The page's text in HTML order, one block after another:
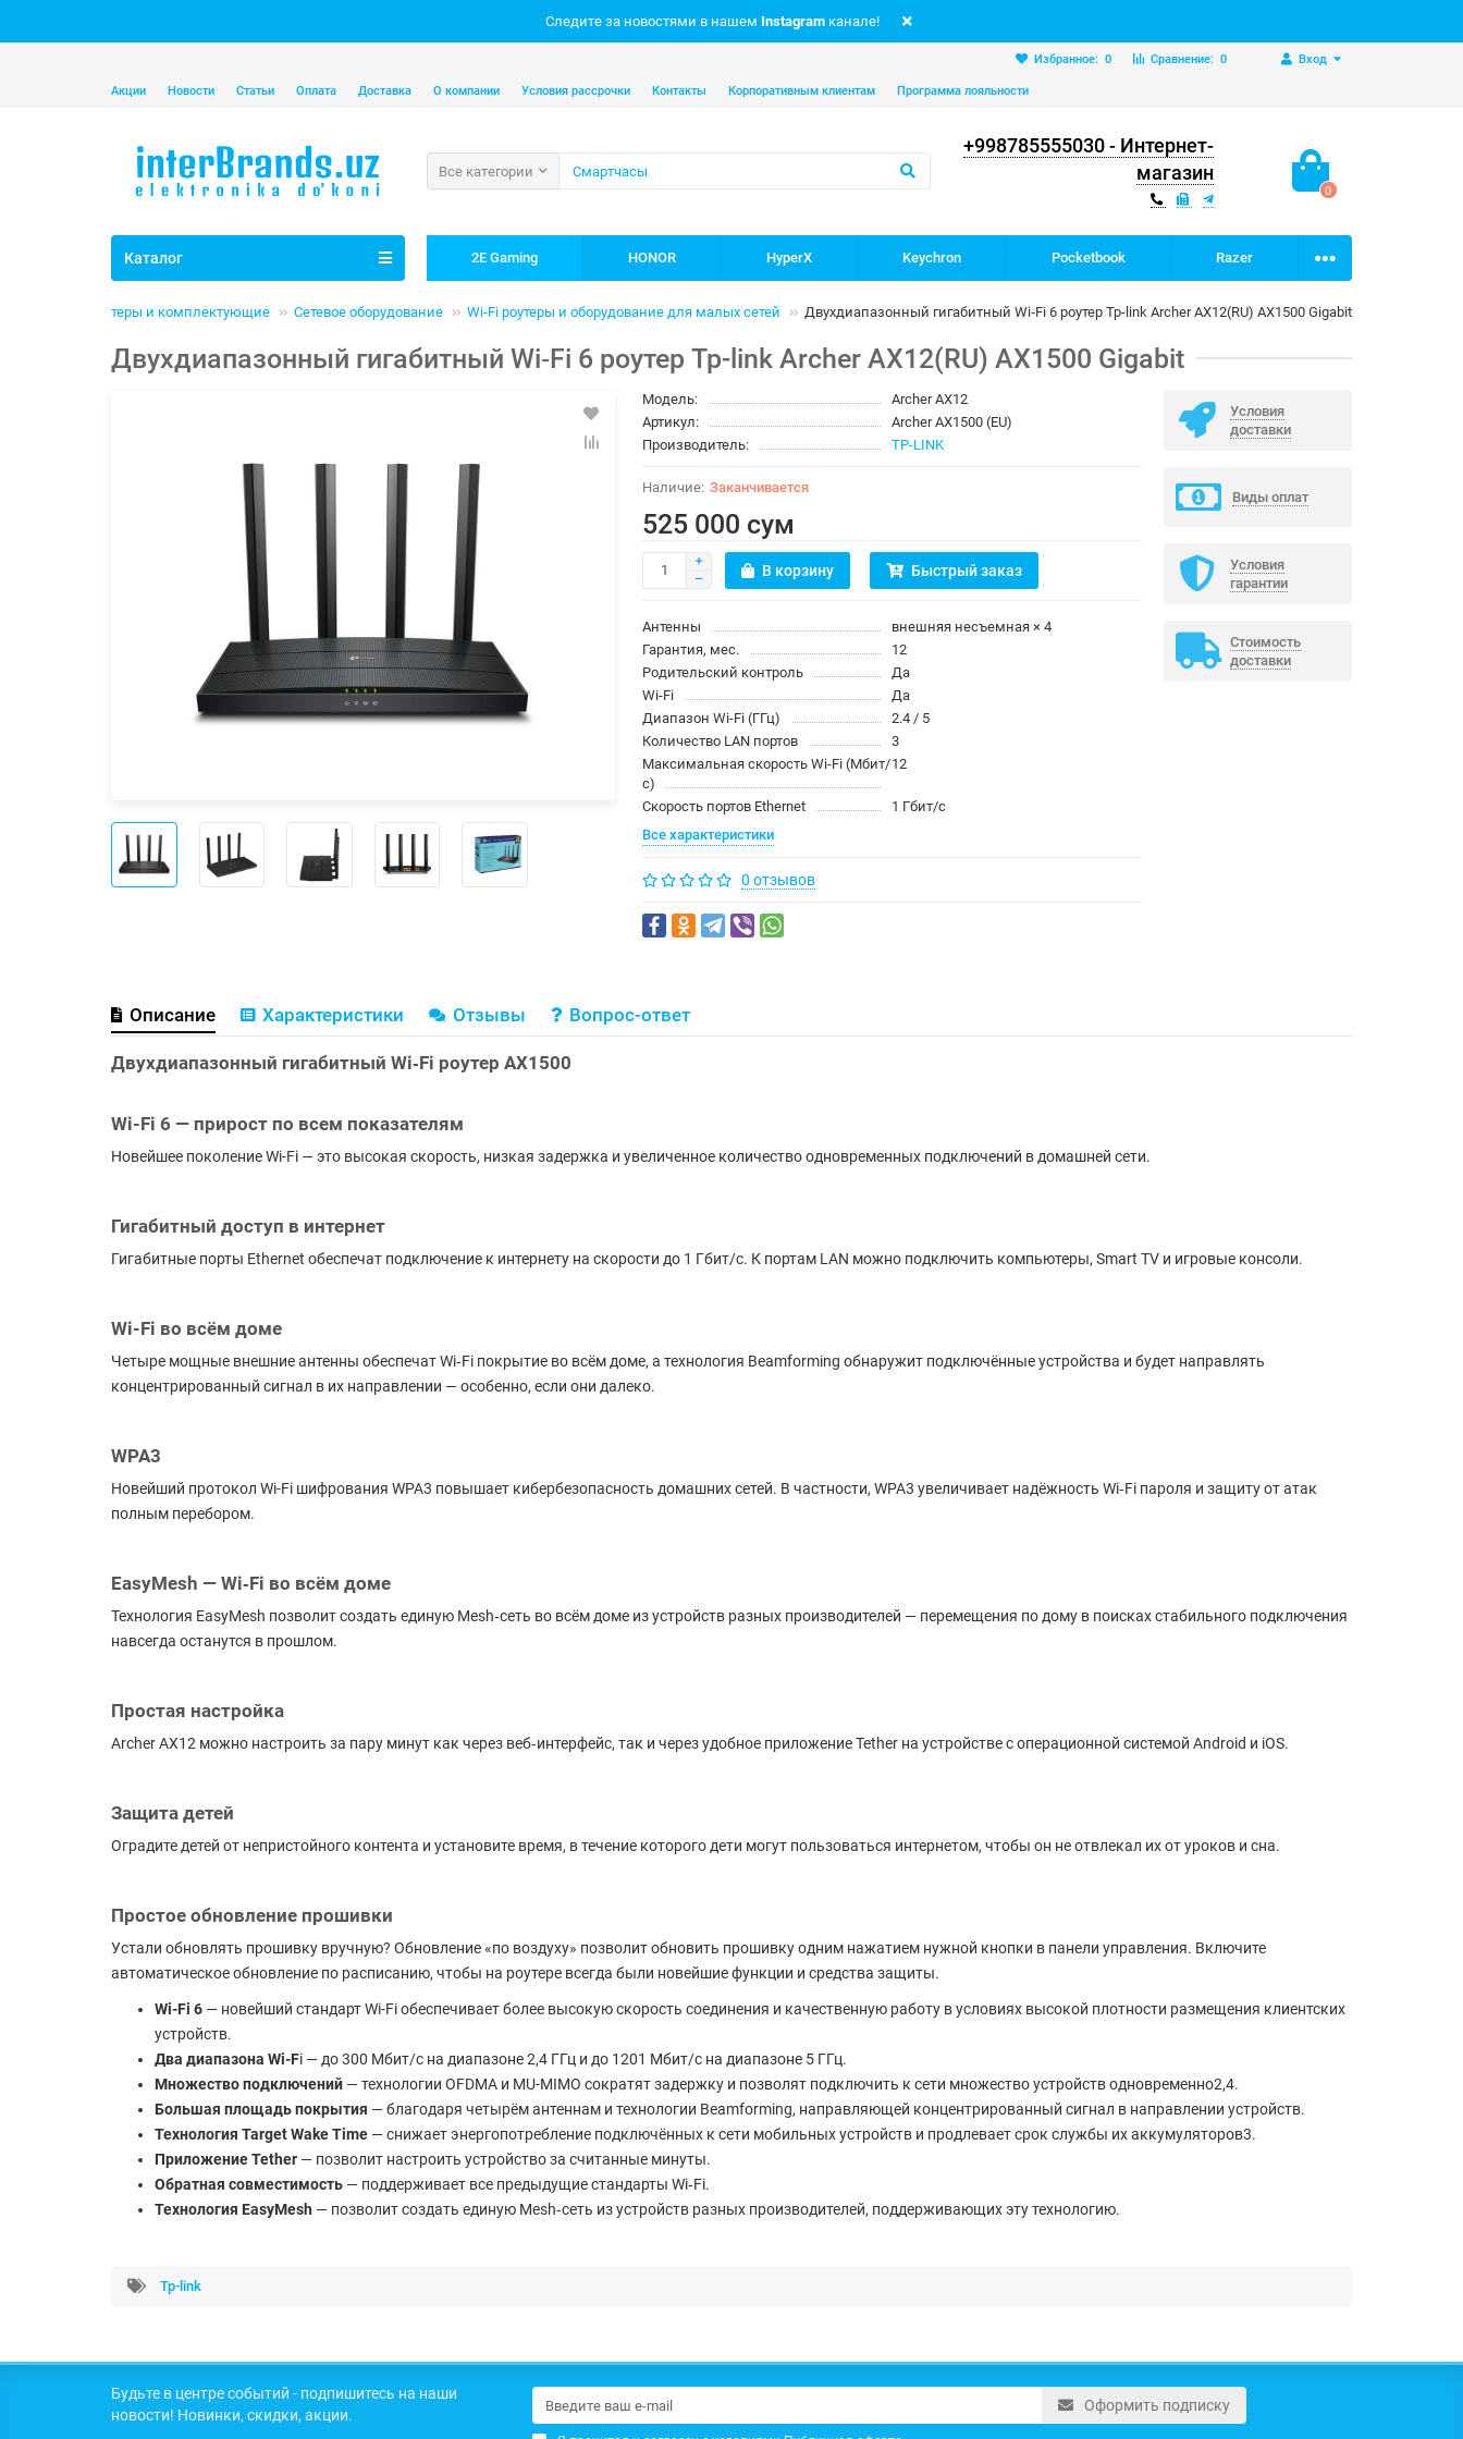
Следите за новостями в нашем Instagram канале!
Вход
Сравнение: 0
Избранное: 0
Акции Новости Статьи Оплата Доставка О компании Условия рассрочки Контакты Корпоративным клиентам Программа лояльности
+998785555030 - Интернет-
магазин
0
Все категории
Каталог 2E Gaming HONOR HyperX Keychron Pocketbook Razer
Компьютеры и комплектующие Сетевое оборудование Wi-Fi роутеры и оборудование для малых сетей Двухдиапазонный гигабитный Wi‑Fi 6 роутер Tp-link Archer AX12(RU) AX1500 Gigabit
Двухдиапазонный гигабитный Wi‑Fi 6 роутер Tp-link Archer AX12(RU) AX1500 Gigabit
Модель:
Archer AX12
Артикул:
Archer AX1500 (EU)
Производитель:
TP-LINK
Заканчивается
525 000 сум
В корзину Быстрый заказ
Антенны
внешняя несъемная × 4
Гарантия, мес.
12
Родительский контроль
Да
Wi-Fi
Да
Диапазон Wi-Fi (ГГц)
2.4 / 5
Количество LAN портов
3
Максимальная скорость Wi-Fi (Мбит/
с)
12
Скорость портов Ethernet
1 Гбит/с
Все характеристики
0 отзывов
Условия
доставки
Виды оплат
Условия
гарантии
Стоимость
доставки
Описание Характеристики Отзывы Вопрос-ответ
Двухдиапазонный гигабитный Wi‑Fi роутер AX1500
Wi-Fi 6 — прирост по всем показателям
Новейшее поколение Wi-Fi — это высокая скорость, низкая задержка и увеличенное количество одновременных подключений в домашней сети.
Гигабитный доступ в интернет
Гигабитные порты Ethernet обеспечат подключение к интернету на скорости до 1 Гбит/с. К портам LAN можно подключить компьютеры, Smart TV и игровые консоли.
Wi-Fi во всём доме
Четыре мощные внешние антенны обеспечат Wi‑Fi покрытие во всём доме, а технология Beamforming обнаружит подключённые устройства и будет направлять
концентрированный сигнал в их направлении — особенно, если они далеко.
WPA3
Новейший протокол Wi-Fi шифрования WPA3 повышает кибербезопасность домашних сетей. В частности, WPA3 увеличивает надёжность Wi‑Fi пароля и защиту от атак
полным перебором.
EasyMesh — Wi‑Fi во всём доме
Технология EasyMesh позволит создать единую Mesh‑сеть во всём доме из устройств разных производителей — перемещения по дому в поисках стабильного подключения
навсегда останутся в прошлом.
Простая настройка
Archer AX12 можно настроить за пару минут как через веб‑интерфейс, так и через удобное приложение Tether на устройстве с операционной системой Android и iOS.
Защита детей
Оградите детей от непристойного контента и установите время, в течение которого дети могут пользоваться интернетом, чтобы он не отвлекал их от уроков и сна.
Простое обновление прошивки
Устали обновлять прошивку вручную? Обновление «по воздуху» позволит обновить прошивку одним нажатием нужной кнопки в панели управления. Включите
автоматическое обновление по расписанию, чтобы на роутере всегда были новейшие функции и средства защиты.
Wi-Fi 6 — новейший стандарт Wi-Fi обеспечивает более высокую скорость соединения и качественную работу в условиях высокой плотности размещения клиентских
устройств.
Два диапазона Wi-Fi — до 300 Мбит/с на диапазоне 2,4 ГГц и до 1201 Мбит/с на диапазоне 5 ГГц.
Множество подключений — технологии OFDMA и MU-MIMO сократят задержку и позволят подключить к сети множество устройств одновременно2,4.
Большая площадь покрытия — благодаря четырём антеннам и технологии Beamforming, направляющей концентрированный сигнал в направлении устройств.
Технология Target Wake Time — снижает энергопотребление подключённых к сети мобильных устройств и продлевает срок службы их аккумуляторов3.
Приложение Tether — позволит настроить устройство за считанные минуты.
Обратная совместимость — поддерживает все предыдущие стандарты Wi‑Fi.
Технология EasyMesh — позволит создать единую Mesh‑сеть из устройств разных производителей, поддерживающих эту технологию.
Tp-link
Будьте в центре событий - подпишитесь на наши
новости! Новинки, скидки, акции.
Оформить подписку